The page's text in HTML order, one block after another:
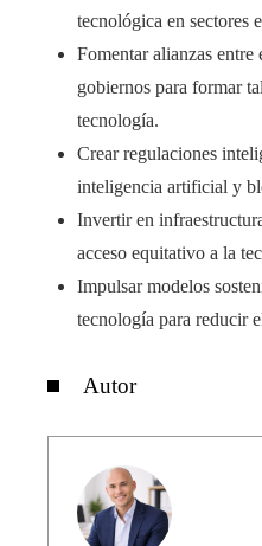
tecnológica en sectores
Fomentar alianzas entre
gobiernos para formar
tecnología.
Crear regulaciones
inteligencia artificial y
Invertir en
acceso equitativo a la
Impulsar modelos
tecnología para reducir
Autor